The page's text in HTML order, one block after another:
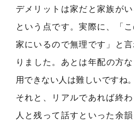
デメリットは家だと家族が
という点です。実際に、「
家にいるので無理です」と
りました。あとは年配の方
用できない人は難しいですね。
それと、リアルであれば終
人と残って話すといった余韻